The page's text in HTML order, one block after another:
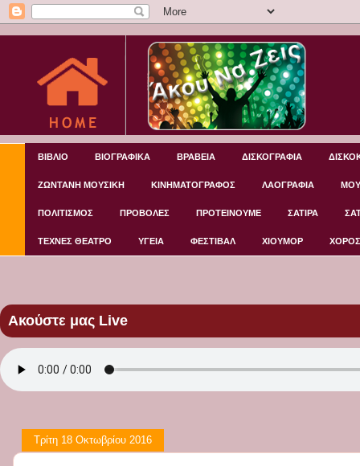
ΒΙΒΛΙΟ ΒΙΟΓΡΑΦΙΚΑ ΒΡΑΒΕΙΑ ΔΙΣΚΟΓΡΑΦΙΑ
ΖΩΝΤΑΝΗ ΜΟΥΣΙΚΗ ΚΙΝΗΜΑΤΟΓΡΑΦΟΣ ΛΑΟΓΡΑΦΙΑ
ΠΟΛΙΤΙΣΜΟΣ ΠΡΟΒΟΛΕΣ ΠΡΟΤΕΙΝΟΥΜΕ ΣΑΤΙΡΑ
ΤΕΧΝΕΣ ΘΕΑΤΡΟ ΥΓΕΙΑ ΦΕΣΤΙΒΑΛ ΧΙΟΥΜΟΡ
Ακούστε μας Live
Τρίτη 18 Οκτωβρίου 2016